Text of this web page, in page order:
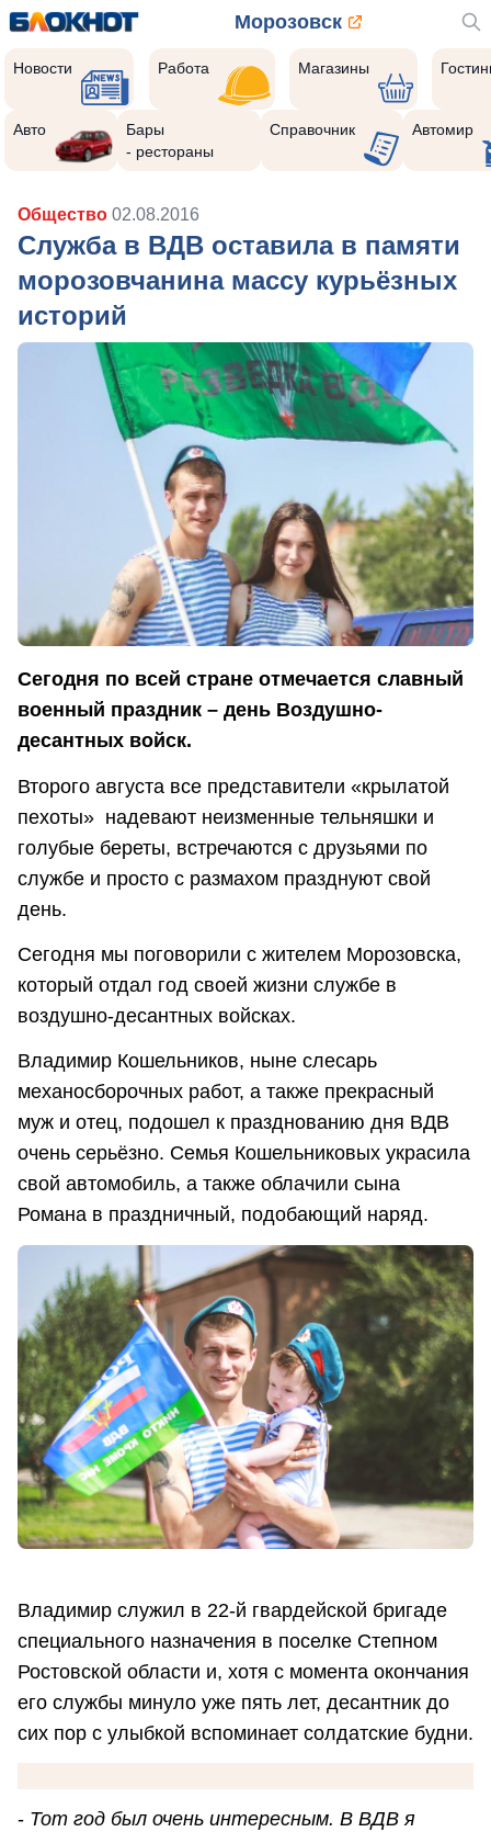
Морозовск
Новости Работа Магазины
Авто
Бары
- рестораны
Справочник Автомир
Общество 02.08.2016
Служба в ВДВ оставила в памяти
морозовчанина массу курьёзных
историй
Сегодня по всей стране отмечается славный
военный праздник – день Воздушно-
десантных войск.
Второго августа все представители «крылатой
пехоты» надевают неизменные тельняшки и
голубые береты, встречаются с друзьями по
службе и просто с размахом празднуют свой
день.
Сегодня мы поговорили с жителем Морозовска,
который отдал год своей жизни службе в
воздушно-десантных войсках.
Владимир Кошельников, ныне слесарь
механосборочных работ, а также прекрасный
муж и отец, подошел к празднованию дня ВДВ
очень серьёзно. Семья Кошельниковых украсила
свой автомобиль, а также облачили сына
Романа в праздничный, подобающий наряд.
Владимир служил в 22-й гвардейской бригаде
специального назначения в поселке Степном
Ростовской области и, хотя с момента окончания
его службы минуло уже пять лет, десантник до
сих пор с улыбкой вспоминает солдатские будни.
- Тот год был очень интересным. В ВДВ я